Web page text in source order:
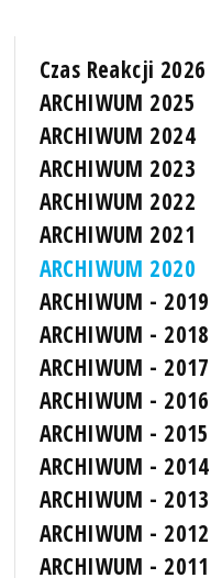
Czas Reakcji 2026
ARCHIWUM 2025
ARCHIWUM 2024
ARCHIWUM 2023
ARCHIWUM 2022
ARCHIWUM 2021
ARCHIWUM 2020
ARCHIWUM - 2019
ARCHIWUM - 2018
ARCHIWUM - 2017
ARCHIWUM - 2016
ARCHIWUM - 2015
ARCHIWUM - 2014
ARCHIWUM - 2013
ARCHIWUM - 2012
ARCHIWUM - 2011